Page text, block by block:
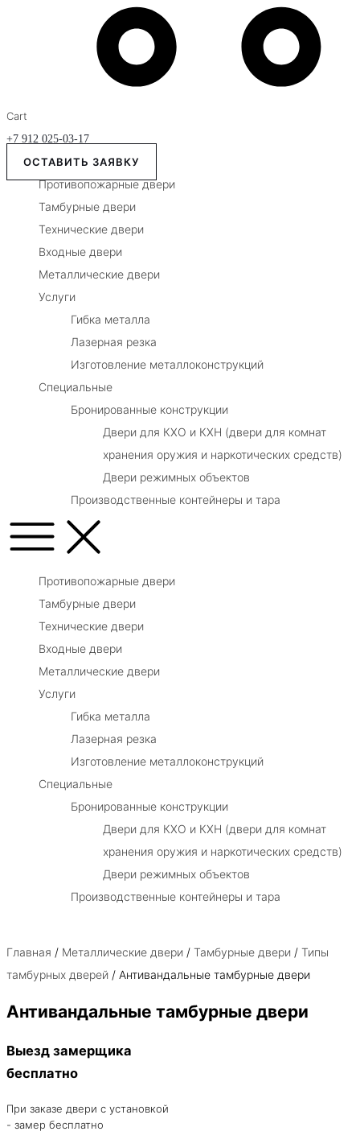
Cart
+7 912 025-03-17
ОСТАВИТЬ ЗАЯВКУ
Противопожарные двери
Тамбурные двери
Технические двери
Входные двери
Металлические двери
Услуги
Гибка металла
Лазерная резка
Изготовление металлоконструкций
Специальные
Бронированные конструкции
Двери для КХО и КХН (двери для комнат
хранения оружия и наркотических средств)
Двери режимных объектов
Производственные контейнеры и тара
Противопожарные двери
Тамбурные двери
Технические двери
Входные двери
Металлические двери
Услуги
Гибка металла
Лазерная резка
Изготовление металлоконструкций
Специальные
Бронированные конструкции
Двери для КХО и КХН (двери для комнат
хранения оружия и наркотических средств)
Двери режимных объектов
Производственные контейнеры и тара
Главная / Металлические двери / Тамбурные двери / Типы
тамбурных дверей / Антивандальные тамбурные двери
Антивандальные тамбурные двери
Выезд замерщика
бесплатно
При заказе двери с установкой
- замер бесплатно